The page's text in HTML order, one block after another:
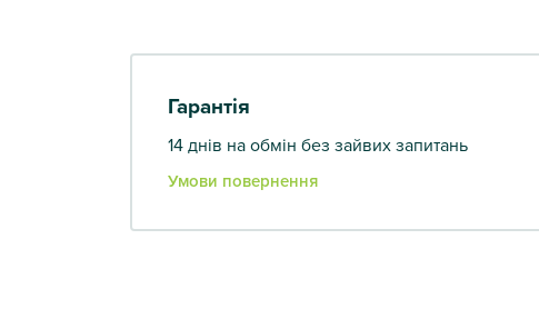
Гарантія
14 днів на обмін без зайвих запитань
Умови повернення